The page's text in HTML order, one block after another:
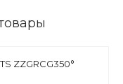
ZZGRCG350°